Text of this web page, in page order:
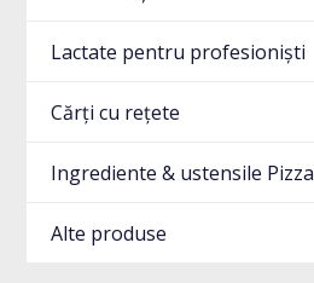
Lactate pentru profesioniști
Cărți cu rețete
Ingrediente & ustensile Pizza
Alte produse